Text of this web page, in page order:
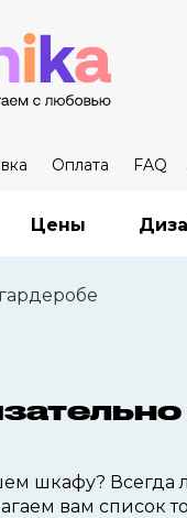
Оплата FAQ
Цены
шкафу? Всегда
вам список